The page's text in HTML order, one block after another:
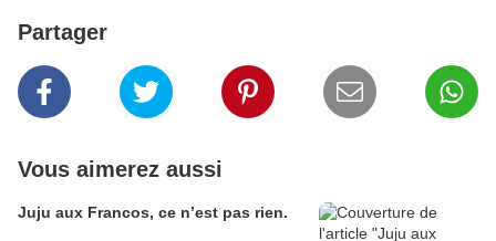
Partager
Vous aimerez aussi
Juju aux Francos, ce n’est pas rien.